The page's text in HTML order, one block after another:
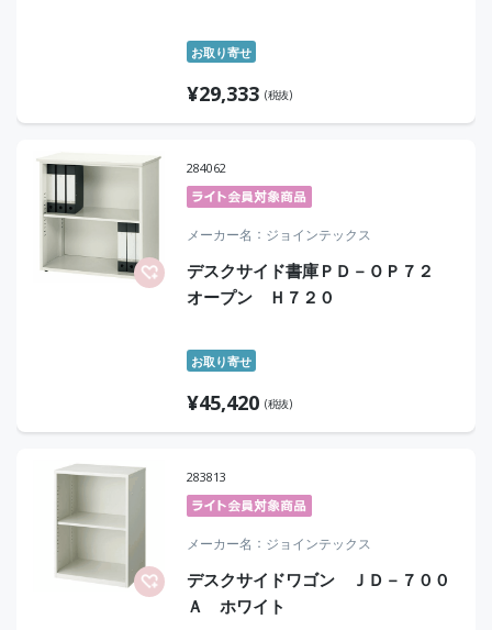
お取り寄せ
¥29,333 (税抜)
284062
メーカー名 ジョインテックス
デスクサイド書庫ＰＤ－ＯＰ７２
オープン Ｈ７２０
お取り寄せ
¥45,420 (税抜)
283813
メーカー名 ジョインテックス
デスクサイドワゴン ＪＤ－７００
Ａ ホワイト